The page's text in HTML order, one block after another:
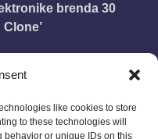
like cookies to store
to these technologies will
behavior or unique IDs on this
brenda 30
jam i lumtur ta paguaj
e vitit shkollor